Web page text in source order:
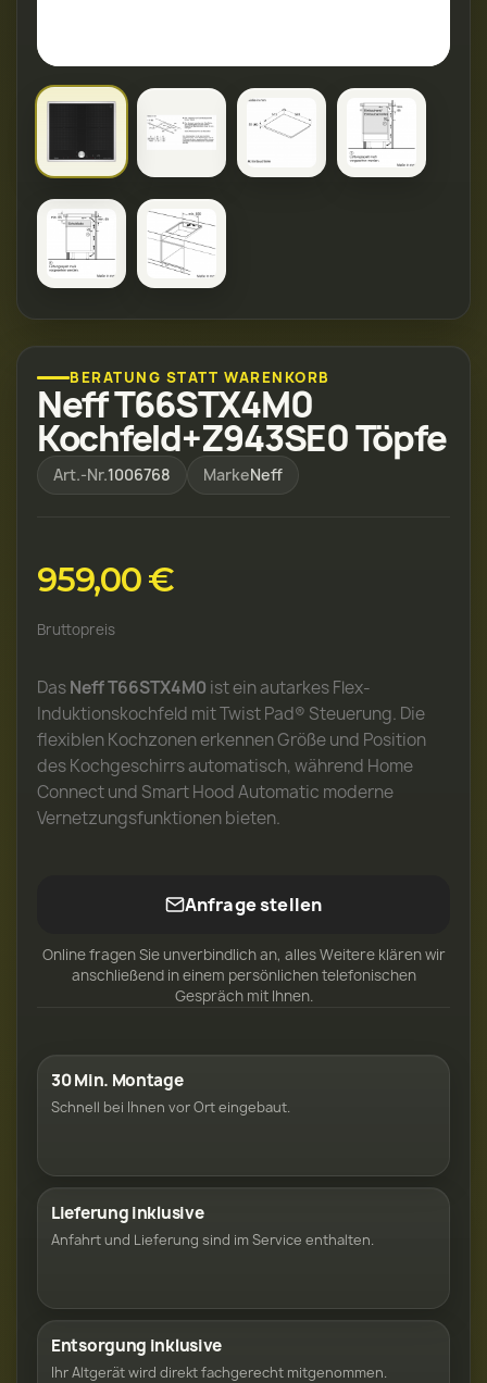
BERATUNG STATT WARENKORB
Neff T66STX4M0
Kochfeld+Z943SE0 Töpfe
Art.-Nr.1006768 MarkeNeff
959,00 €
Bruttopreis
DasNeff T66STX4M0 ist ein autarkes Flex-
Induktionskochfeld mit Twist Pad® Steuerung. Die
flexiblen Kochzonen erkennen Größe und Position
des Kochgeschirrs automatisch, während Home
Connect und Smart Hood Automatic moderne
Vernetzungsfunktionen bieten.
Anfrage stellen
Online fragen Sie unverbindlich an, alles Weitere klären wir
anschließend in einem persönlichen telefonischen
Gespräch mit Ihnen.
30 Min. Montage
Schnell bei Ihnen vor Ort eingebaut.
Lieferung inklusive
Anfahrt und Lieferung sind im Service enthalten.
Entsorgung inklusive
Ihr Altgerät wird direkt fachgerecht mitgenommen.